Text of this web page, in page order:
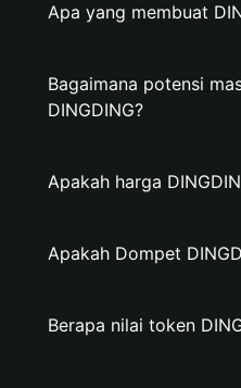
Apa yang membuat
Bagaimana potensi
DINGDING?
Apakah harga
Apakah Dompet
Berapa nilai token